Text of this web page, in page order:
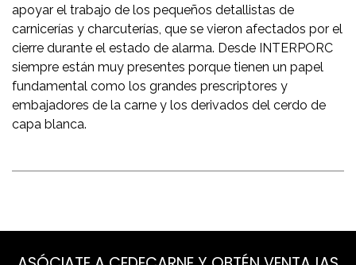
apoyar el trabajo de los pequeños detallistas de
carnicerías y charcuterías, que se vieron afectados por el
cierre durante el estado de alarma. Desde INTERPORC
siempre están muy presentes porque tienen un papel
fundamental como los grandes prescriptores y
embajadores de la carne y los derivados del cerdo de
capa blanca.